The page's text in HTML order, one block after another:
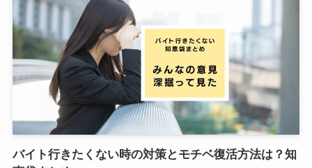
バイト行きたくない時の対策とモチベ復活方法は？知